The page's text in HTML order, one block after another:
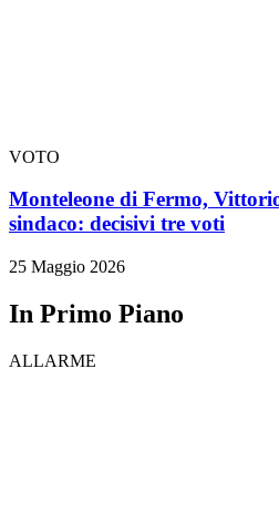
VOTO
Monteleone di Fermo,
sindaco: decisivi tre voti
25 Maggio 2026
In Primo Piano
ALLARME